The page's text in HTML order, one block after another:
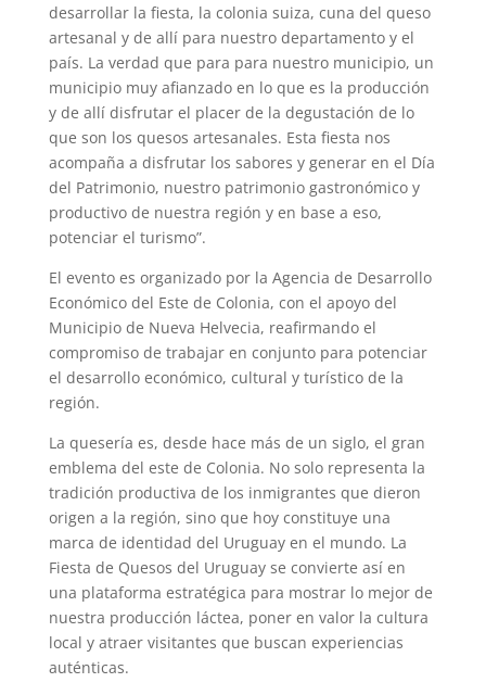
desarrollar la fiesta, la colonia suiza, cuna del queso
artesanal y de allí para nuestro departamento y el
país. La verdad que para para nuestro municipio, un
municipio muy afianzado en lo que es la producción
y de allí disfrutar el placer de la degustación de lo
que son los quesos artesanales. Esta fiesta nos
acompaña a disfrutar los sabores y generar en el Día
del Patrimonio, nuestro patrimonio gastronómico y
productivo de nuestra región y en base a eso,
potenciar el turismo”.
El evento es organizado por la Agencia de Desarrollo
Económico del Este de Colonia, con el apoyo del
Municipio de Nueva Helvecia, reafirmando el
compromiso de trabajar en conjunto para potenciar
el desarrollo económico, cultural y turístico de la
región.
La quesería es, desde hace más de un siglo, el gran
emblema del este de Colonia. No solo representa la
tradición productiva de los inmigrantes que dieron
origen a la región, sino que hoy constituye una
marca de identidad del Uruguay en el mundo. La
Fiesta de Quesos del Uruguay se convierte así en
una plataforma estratégica para mostrar lo mejor de
nuestra producción láctea, poner en valor la cultura
local y atraer visitantes que buscan experiencias
auténticas.